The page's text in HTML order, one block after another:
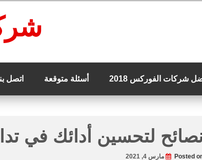
اتصل أسئلة متوقعة شركات الفوركس 2018
نصائح لتحسين أدائك في
Posted مارس 4, 2021